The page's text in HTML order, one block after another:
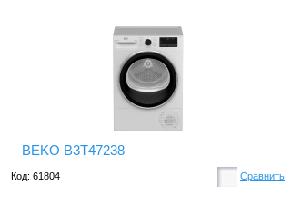
BEKO B3T47238
Код: 61804 Сравнить